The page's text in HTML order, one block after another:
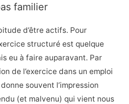
familier
d’être actifs. Pour
structuré est quelque
eu à faire auparavant. Par
de l’exercice dans un emploi
souvent l’impression
(et malvenu) qui vient nous